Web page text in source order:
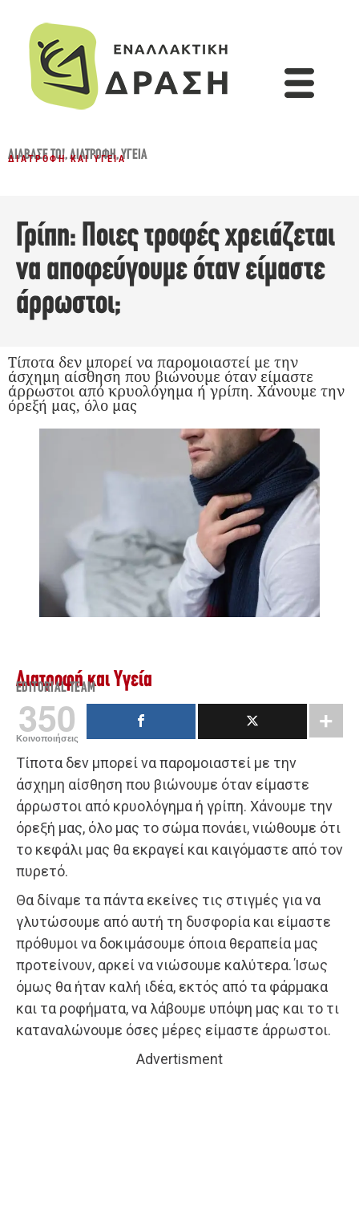
ΔΙΆΒΑΣΈ ΤΟ!,ΔΙΑΤΡΟΦΉ,ΥΓΕΊΑ
ΔΙΑΤΡΟΦΉ ΚΑΙ ΥΓΕΊΑ
Γρίπη: Ποιες τροφές χρειάζεται
να αποφεύγουμε όταν είμαστε
άρρωστοι;
Τίποτα δεν μπορεί να παρομοιαστεί με την
άσχημη αίσθηση που βιώνουμε όταν είμαστε
άρρωστοι από κρυολόγημα ή γρίπη. Χάνουμε την
όρεξή μας, όλο μας
Διατροφή και Υγεία
EDITORIAL TEAM
350
Κοινοποιήσεις
Τίποτα δεν μπορεί να παρομοιαστεί με την
άσχημη αίσθηση που βιώνουμε όταν είμαστε
άρρωστοι από κρυολόγημα ή γρίπη. Χάνουμε την
όρεξή μας, όλο μας το σώμα πονάει, νιώθουμε ότι
το κεφάλι μας θα εκραγεί και καιγόμαστε από τον
πυρετό.
Θα δίναμε τα πάντα εκείνες τις στιγμές για να
γλυτώσουμε από αυτή τη δυσφορία και είμαστε
πρόθυμοι να δοκιμάσουμε όποια θεραπεία μας
προτείνουν, αρκεί να νιώσουμε καλύτερα. Ίσως
όμως θα ήταν καλή ιδέα, εκτός από τα φάρμακα
και τα ροφήματα, να λάβουμε υπόψη μας και το τι
καταναλώνουμε όσες μέρες είμαστε άρρωστοι.
Advertisment